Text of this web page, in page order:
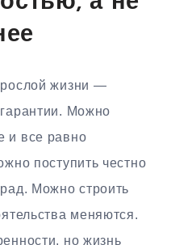
жизни —
гарантии. Можно
и все равно
поступить честно
Можно строить
меняются.
но жизнь